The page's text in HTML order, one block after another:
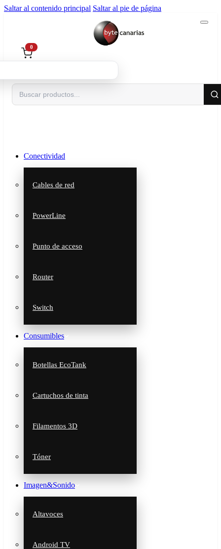
Saltar al contenido principal Saltar al pie de página
Buscar
0
Conectividad
Cables de red
PowerLine
Punto de acceso
Router
Switch
Consumibles
Botellas EcoTank
Cartuchos de tinta
Filamentos 3D
Tóner
Imagen&Sonido
Altavoces
Android TV